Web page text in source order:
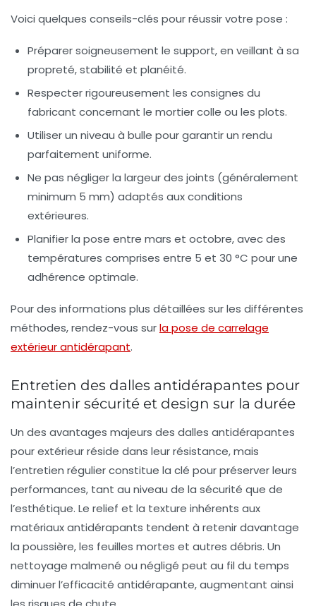
Voici quelques conseils-clés pour réussir votre pose :
Préparer soigneusement le support, en veillant à sa
propreté, stabilité et planéité.
Respecter rigoureusement les consignes du
fabricant concernant le mortier colle ou les plots.
Utiliser un niveau à bulle pour garantir un rendu
parfaitement uniforme.
Ne pas négliger la largeur des joints (généralement
minimum 5 mm) adaptés aux conditions
extérieures.
Planifier la pose entre mars et octobre, avec des
températures comprises entre 5 et 30 °C pour une
adhérence optimale.
Pour des informations plus détaillées sur les différentes
méthodes, rendez-vous surla pose de carrelage
extérieur antidérapant.
Entretien des dalles antidérapantes pour
maintenir sécurité et design sur la durée
Un des avantages majeurs des dalles antidérapantes
pour extérieur réside dans leur résistance, mais
l’entretien régulier constitue la clé pour préserver leurs
performances, tant au niveau de la sécurité que de
l’esthétique. Le relief et la texture inhérents aux
matériaux antidérapants tendent à retenir davantage
la poussière, les feuilles mortes et autres débris. Un
nettoyage malmené ou négligé peut au fil du temps
diminuer l’efficacité antidérapante, augmentant ainsi